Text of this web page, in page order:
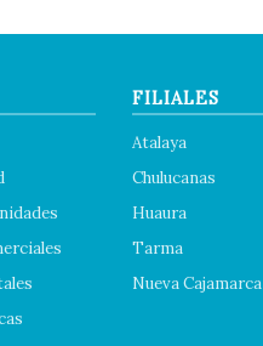
FILIALES
Atalaya
Chulucanas
Huaura
Tarma
Nueva Cajamarca